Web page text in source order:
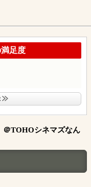
満足度
＠TOHOシネマズなん